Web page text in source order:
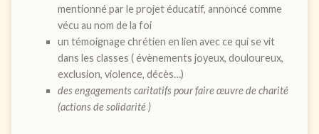
mentionné par le projet éducatif, annoncé comme
vécu au nom de la foi
un témoignage chrétien en lien avec ce qui se vit
dans les classes ( évènements joyeux, douloureux,
exclusion, violence, décès…)
des engagements caritatifs pour faire œuvre de charité
(actions de solidarité )